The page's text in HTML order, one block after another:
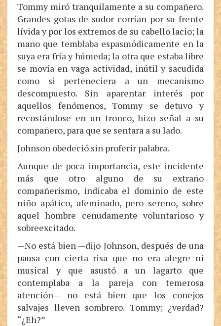
Tommy miró tranquilamente a su compañero.
Grandes gotas de sudor corrían por su frente
lívida y por los extremos de su cabello lacio; la
mano que temblaba espasmódicamente en la
suya era fría y húmeda; la otra que estaba libre
se movía en vaga actividad, inútil y sacudida
como si perteneciera a un mecanismo
descompuesto. Sin aparentar interés por
aquellos fenómenos, Tommy se detuvo y
recostándose en un tronco, hizo señal a su
compañero, para que se sentara a su lado.
Johnson obedeció sin proferir palabra.
Aunque de poca importancia, este incidente
más que otro alguno de su extraño
compañerismo, indicaba el dominio de este
niño apático, afeminado, pero sereno, sobre
aquel hombre ceñudamente voluntarioso y
sobreexcitado.
—No está bien —dijo Johnson, después de una
pausa con cierta risa que no era alegre ni
musical y que asustó a un lagarto que
contemplaba a la pareja con temerosa
atención— no está bien que los conejos
salvajes lleven sombrero. Tommy; ¿verdad?
“¿Eh?”